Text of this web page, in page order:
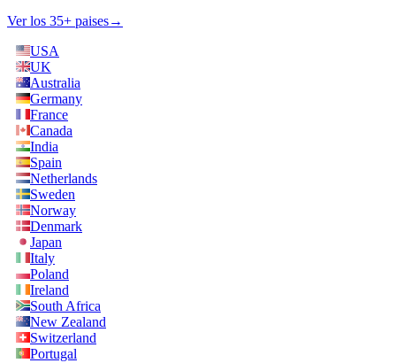
Ver los 35+ paises→
USA
UK
Australia
Germany
France
Canada
India
Spain
Netherlands
Sweden
Norway
Denmark
Japan
Italy
Poland
Ireland
South Africa
New Zealand
Switzerland
Portugal